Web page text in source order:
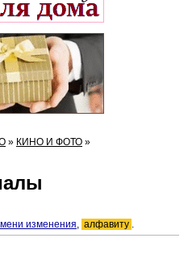
» КИНО И ФОТО »
изменения, алфавиту .